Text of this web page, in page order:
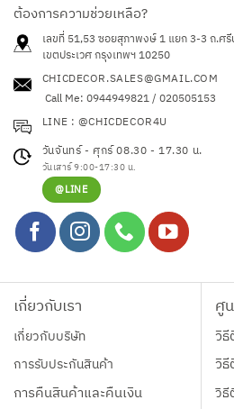
ต้องการความช่วยเหลือ?
เลขที่ 51,53 ซอยสุภาพงษ์ 1 แยก 3-3 ถ.ศ
เขตประเวศ กรุงเทพฯ 10250
CHICDECOR.SALES@GMAIL.COM
Call Me: 0944949821 / 020505153
LINE : @CHICDECOR4U
วันจันทร์ - ศุกร์ 08.30 - 17.30 น.
วันเสาร์ 9:00-17:30 น.
@LINE
เกี่ยวกับเรา
เกี่ยวกับบริษัท
การรับประกันสินค้า
การคืนสินค้าและคืนเงิน
ศู
วิ
วิ
วิธี